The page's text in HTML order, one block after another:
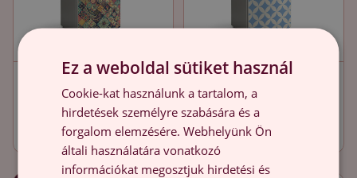
Geometrikus
motívumokkal díszített
csempék
13 900.00 HUF
Geometrikus minta
ellipszisekkel
13 900.00 HUF
Ez a weboldal sütiket használ
Cookie-kat használunk a tartalom, a
hirdetések személyre szabására és a
forgalom elemzésére. Webhelyünk Ön
általi használatára vonatkozó
információkat megosztjuk hirdetési és